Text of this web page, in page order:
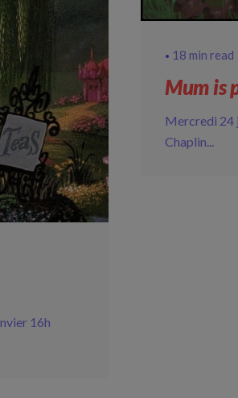
16h
18 min read
Mum is
Mercredi 24
Chaplin...